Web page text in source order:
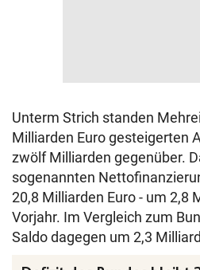
Unterm Strich standen
Milliarden Euro gesteigerten
zwölf Milliarden gegenüber.
sogenannten
20,8 Milliarden Euro - um 2,8
Vorjahr. Im Vergleich zum
Saldo dagegen um 2,3